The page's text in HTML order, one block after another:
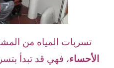
تسربات المياه من
الأحساء، فهي قد تبدأ